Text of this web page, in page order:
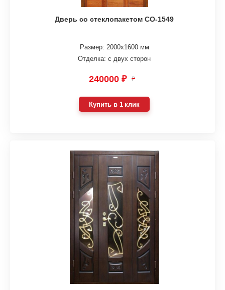
Дверь со стеклопакетом СО-1549
Размер: 2000х1600 мм
Отделка: с двух сторон
240000 ₽ ₽
Купить в 1 клик